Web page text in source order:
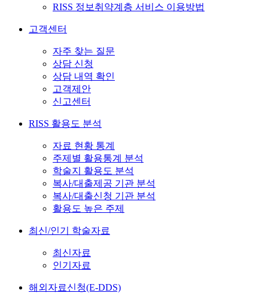
RISS 정보취약계층 서비스 이용방법
고객센터
자주 찾는 질문
상담 신청
상담 내역 확인
고객제안
신고센터
RISS 활용도 분석
자료 현황 통계
주제별 활용통계 분석
학술지 활용도 분석
복사/대출제공 기관 분석
복사/대출신청 기관 분석
활용도 높은 주제
최신/인기 학술자료
최신자료
인기자료
해외자료신청(E-DDS)